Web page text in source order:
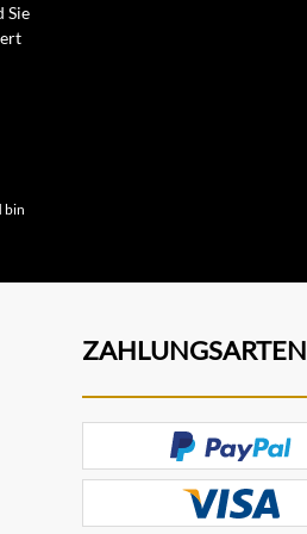
Sie
bin
ZAHLUNGSARTEN